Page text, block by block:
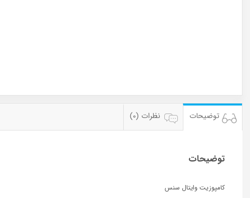
توضیحات نظرات (0)
توضیحات
کامپوزیت وایتال سنس